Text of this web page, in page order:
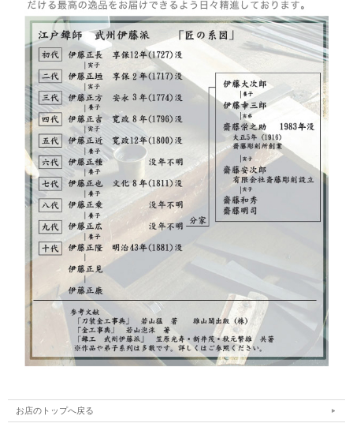
お店のトップへ戻る